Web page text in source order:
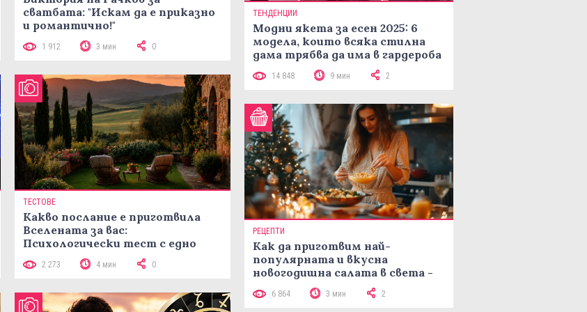
сватбата: "Искам да е приказно
и романтично!"
1 912 3 мин 0
ТЕСТОВЕ
Какво послание е приготвила
Вселената за вас:
Психологически тест с едно
2 273 4 мин 0
ТЕНДЕНЦИИ
Модни якета за есен 2025: 6
модела, които всяка стилна
дама трябва да има в гардероба
14 848 9 мин 2
РЕЦЕПТИ
Как да приготвим най-
популярната и вкусна
новогодишна салата в света -
рецепта Мимоза
6 864 3 мин 2